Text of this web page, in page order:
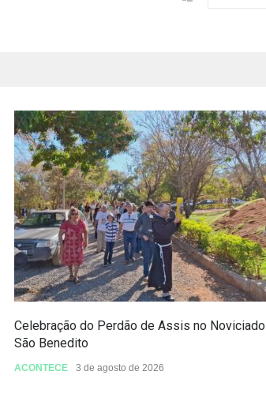
Celebração do Perdão de Assis no Noviciado
São Benedito
ACONTECE 3 de agosto de 2026